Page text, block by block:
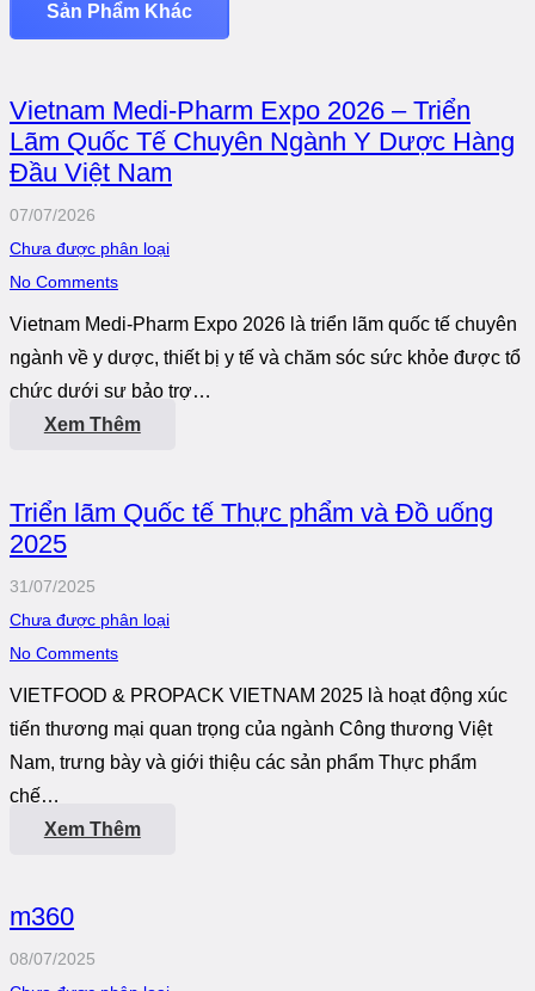
Sản Phẩm Khác
Vietnam Medi-Pharm Expo 2026 – Triển
Lãm Quốc Tế Chuyên Ngành Y Dược Hàng
Đầu Việt Nam
07/07/2026
Chưa được phân loại
No Comments
Vietnam Medi-Pharm Expo 2026 là triển lãm quốc tế chuyên
ngành về y dược, thiết bị y tế và chăm sóc sức khỏe được tổ
chức dưới sự bảo trợ…
Xem Thêm
Triển lãm Quốc tế Thực phẩm và Đồ uống
2025
31/07/2025
Chưa được phân loại
No Comments
VIETFOOD & PROPACK VIETNAM 2025 là hoạt động xúc
tiến thương mại quan trọng của ngành Công thương Việt
Nam, trưng bày và giới thiệu các sản phẩm Thực phẩm
chế…
Xem Thêm
m360
08/07/2025